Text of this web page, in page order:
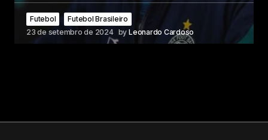
Futebol
Futebol Brasileiro
23 de setembro de 2024 by Leonardo Cardoso